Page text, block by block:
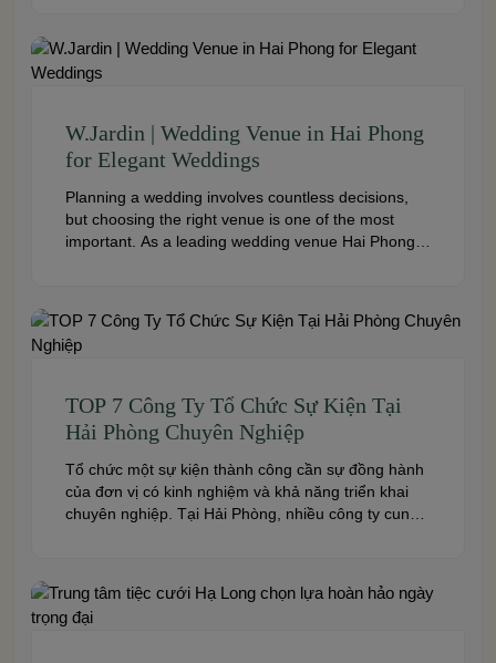
W.Jardin | Wedding Venue in Hai Phong
for Elegant Weddings
Planning a wedding involves countless decisions,
but choosing the right venue is one of the most
important. As a leading wedding venue Hai Phong,
system, and dedicated event support to help
couples create a seamless and memorable […]
TOP 7 Công Ty Tổ Chức Sự Kiện Tại
Hải Phòng Chuyên Nghiệp
Tổ chức một sự kiện thành công cần sự đồng hành
của đơn vị có kinh nghiệm và khả năng triển khai
chuyên nghiệp. Tại Hải Phòng, nhiều công ty cung